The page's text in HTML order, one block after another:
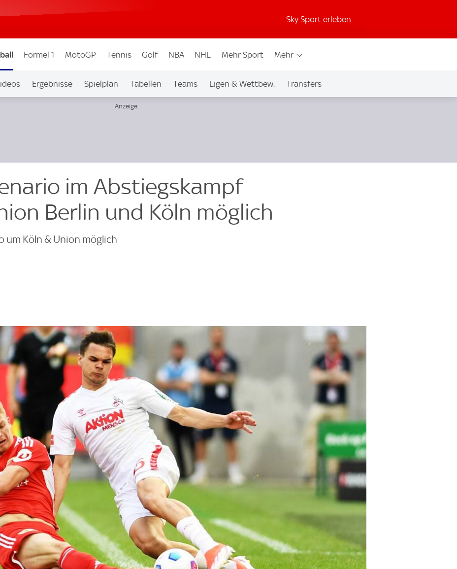
Sky Sport erleben
Formel 1 MotoGP Tennis Golf NBA NHL Mehr Sport Mehr
Ergebnisse Spielplan Tabellen Teams Ligen & Wettbew. Transfers
im Abstiegskampf
Berlin und Köln möglich
um Köln & Union möglich